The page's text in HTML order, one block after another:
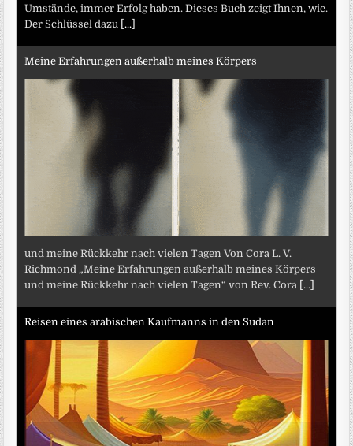
Umstände, immer Erfolg haben. Dieses Buch zeigt Ihnen, wie.
Der Schlüssel dazu [...]
Meine Erfahrungen außerhalb meines Körpers
und meine Rückkehr nach vielen Tagen Von Cora L. V.
Richmond „Meine Erfahrungen außerhalb meines Körpers
und meine Rückkehr nach vielen Tagen“ von Rev. Cora [...]
Reisen eines arabischen Kaufmanns in den Sudan